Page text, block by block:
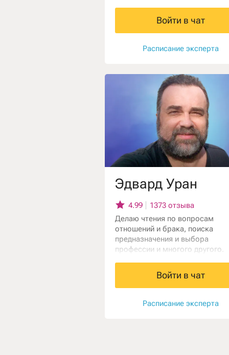
и запутанной ситуации, выйти на
новый уровень жизни. Работаю с
картами Таро, астрологией,
другими инструментами.
Войти в чат
Расписание эксперта
Эдвард Уран
4.99
1373 отзыва
Делаю чтения по вопросам
отношений и брака, поиска
предназначения и выбора
профессии и многого другого.
бизнес- проектов. Помогу в
консультациях сделать
выбор, а также при
повлиять на будущее с помощью
Войти в чат
Расписание эксперта